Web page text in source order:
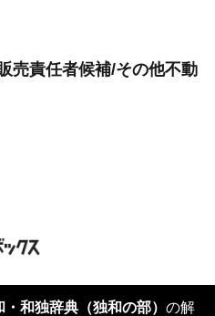
売責任者候補/その他不動
和独辞典（独和の部） の解